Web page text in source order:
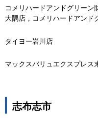
コメリハードアンドグリーン
大隅店，コメリハードアンド
タイヨー岩川店
マックスバリュエクスプレス
志布志市